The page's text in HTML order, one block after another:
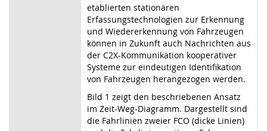
etablierten stationären
Erfassungstechnologien zur Erkennung
und Wiedererkennung von Fahrzeugen
können in Zukunft auch Nachrichten aus
der C2X-Kommunikation kooperativer
Systeme zur eindeutigen Identifikation
von Fahrzeugen herangezogen werden.
Bild 1 zeigt den beschriebenen Ansatz
im Zeit-Weg-Diagramm. Dargestellt sind
die Fahrlinien zweier FCO (dicke Linien)